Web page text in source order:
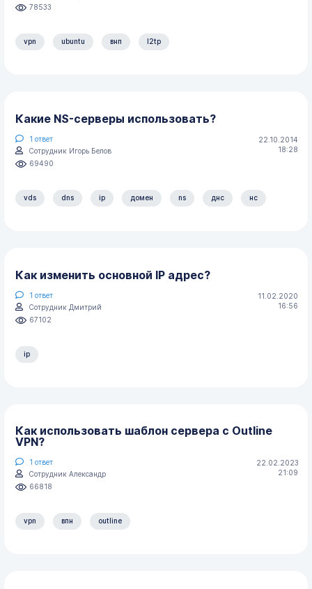
78533
vpn ubuntu внп l2tp
Какие NS-серверы использовать?
22.10.2014
18:28
1 ответ
Сотрудник Игорь Белов
69490
vds dns ip домен ns днс нс
Как изменить основной IP адрес?
11.02.2020
16:56
1 ответ
Сотрудник Дмитрий
67102
ip
Как использовать шаблон сервера с Outline
VPN?
22.02.2023
21:09
1 ответ
Сотрудник Александр
66818
vpn впн outline